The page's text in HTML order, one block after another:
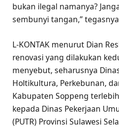
bukan ilegal namanya?
sembunyi tangan,”
L-KONTAK menurut Dian
renovasi yang dilakukan
menyebut, seharusnya
Holtikultura, Perkebunan,
Kabupaten Soppeng
kepada Dinas Pekerjaan
(PUTR) Provinsi Sulawesi